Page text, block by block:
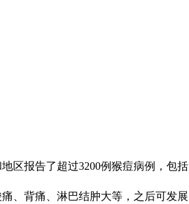
报告了超过3200例猴痘病例，包括
、背痛、淋巴结肿大等，之后可发